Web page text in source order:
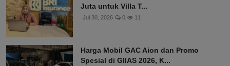
Juta untuk Villa T...
Jul 30, 2026 0 11
Harga Mobil GAC Aion dan Promo
Spesial di GIIAS 2026, K...